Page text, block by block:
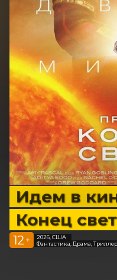
Идем в
Конец
12 +
2026, США
Фантастика, Драма, Триллер